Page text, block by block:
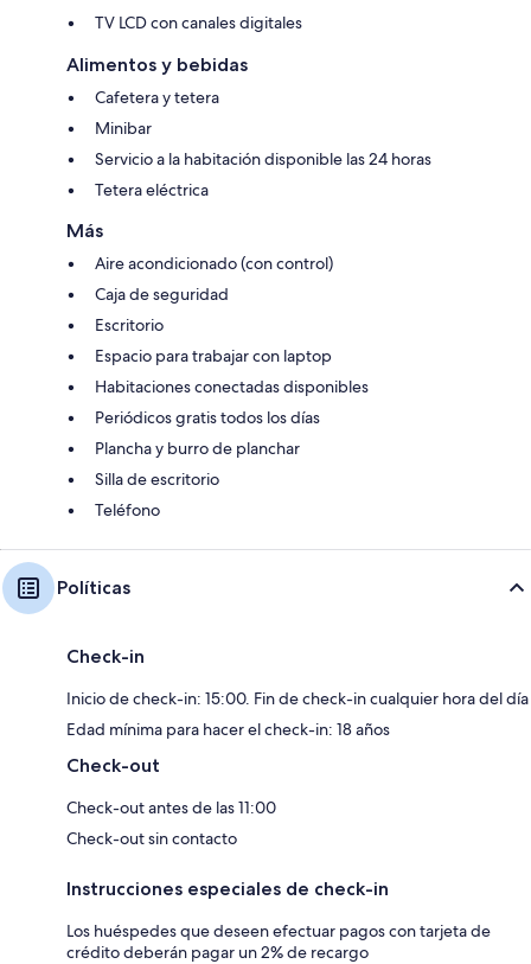
TV LCD con canales digitales
Alimentos y bebidas
Cafetera y tetera
Minibar
Servicio a la habitación disponible las 24 horas
Tetera eléctrica
Más
Aire acondicionado (con control)
Caja de seguridad
Escritorio
Espacio para trabajar con laptop
Habitaciones conectadas disponibles
Periódicos gratis todos los días
Plancha y burro de planchar
Silla de escritorio
Teléfono
Políticas
Check-in
Inicio de check-in: 15:00. Fin de check-in cualquier hora del día
Edad mínima para hacer el check-in: 18 años
Check-out
Check-out antes de las 11:00
Check-out sin contacto
Instrucciones especiales de check-in
Los huéspedes que deseen efectuar pagos con tarjeta de
crédito deberán pagar un 2% de recargo